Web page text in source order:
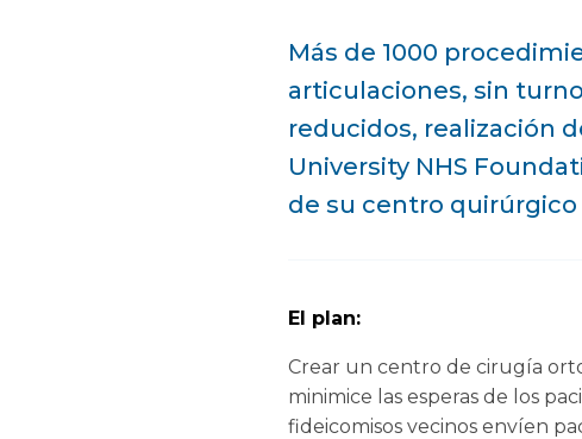
Más de 1000
articulaciones, sin
reducidos, realización
University NHS
de su centro
El plan:
Crear un centro de cirugía
minimice las esperas de los
fideicomisos vecinos envíen